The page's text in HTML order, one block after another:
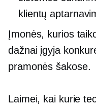
klientų
Įmonės, kurios
dažnai įgyja
pramonės šakose.
Laimei, kai kurie